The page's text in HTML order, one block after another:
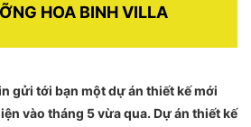
HOA BINH VILLA
gửi tới bạn một dự án thiết kế mới
vào tháng 5 vừa qua. Dự án thiết kế